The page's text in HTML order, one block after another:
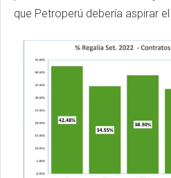
que Petroperú debería aspirar